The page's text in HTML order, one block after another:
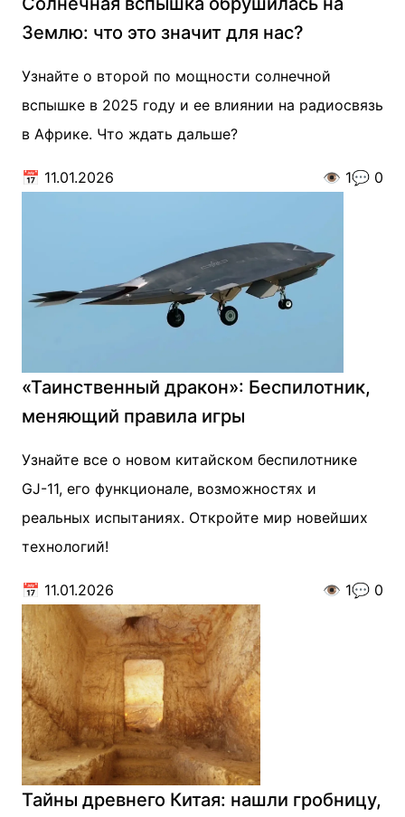
Землю: что это значит для нас?
Узнайте о второй по мощности солнечной
вспышке в 2025 году и ее влиянии на радиосвязь
в Африке. Что ждать дальше?
📅 11.01.2026 👁️ 1💬 0
«Таинственный дракон»: Беспилотник,
меняющий правила игры
Узнайте все о новом китайском беспилотнике
GJ-11, его функционале, возможностях и
реальных испытаниях. Откройте мир новейших
технологий!
📅 11.01.2026 👁️ 1💬 0
Тайны древнего Китая: нашли гробницу,